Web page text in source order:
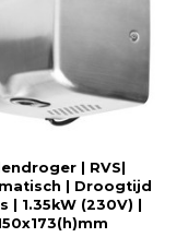
| RVS|
| Droogtijd
| 1.35kW (230V) |